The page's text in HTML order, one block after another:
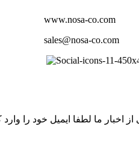
www.nosa-co.com
sales@nosa-co.com
اخبار ما لطفا ایمیل خود را وارد